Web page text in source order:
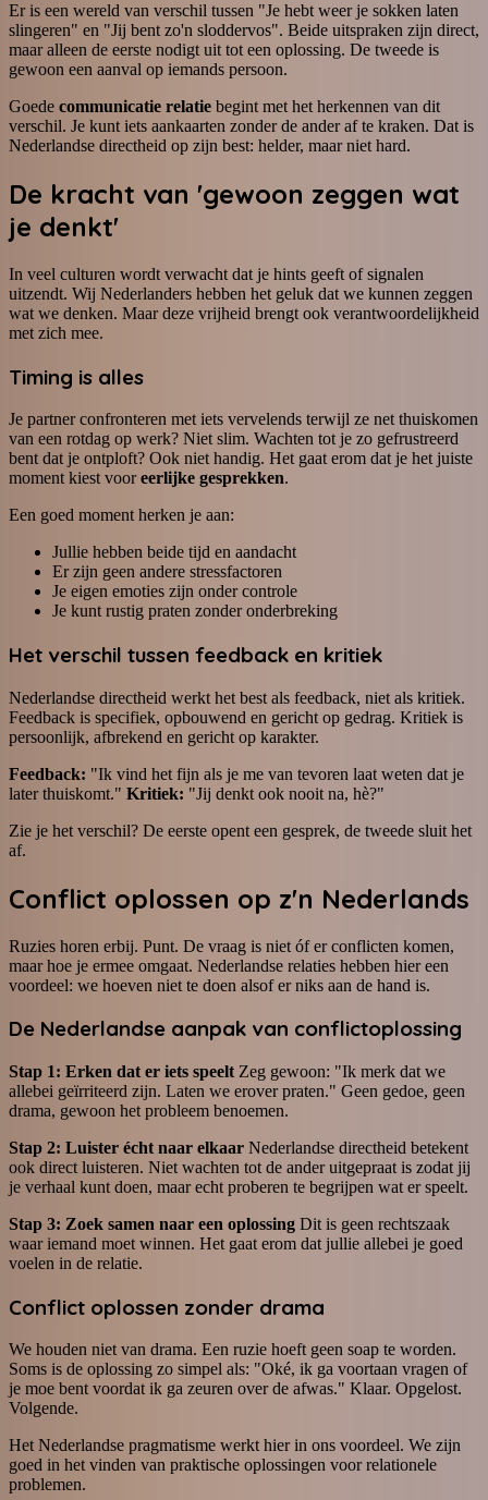
Er is een wereld van verschil tussen "Je hebt weer je sokken laten
slingeren" en "Jij bent zo'n sloddervos". Beide uitspraken zijn direct,
maar alleen de eerste nodigt uit tot een oplossing. De tweede is
gewoon een aanval op iemands persoon.
Goede communicatie relatie begint met het herkennen van dit
verschil. Je kunt iets aankaarten zonder de ander af te kraken. Dat is
Nederlandse directheid op zijn best: helder, maar niet hard.
De kracht van 'gewoon zeggen wat
je denkt'
In veel culturen wordt verwacht dat je hints geeft of signalen
uitzendt. Wij Nederlanders hebben het geluk dat we kunnen zeggen
wat we denken. Maar deze vrijheid brengt ook verantwoordelijkheid
met zich mee.
Timing is alles
Je partner confronteren met iets vervelends terwijl ze net thuiskomen
van een rotdag op werk? Niet slim. Wachten tot je zo gefrustreerd
bent dat je ontploft? Ook niet handig. Het gaat erom dat je het juiste
moment kiest vooreerlijke gesprekken.
Een goed moment herken je aan:
Jullie hebben beide tijd en aandacht
Er zijn geen andere stressfactoren
Je eigen emoties zijn onder controle
Je kunt rustig praten zonder onderbreking
Het verschil tussen feedback en kritiek
Nederlandse directheid werkt het best als feedback, niet als kritiek.
Feedback is specifiek, opbouwend en gericht op gedrag. Kritiek is
persoonlijk, afbrekend en gericht op karakter.
Feedback: "Ik vind het fijn als je me van tevoren laat weten dat je
later thuiskomt." Kritiek: "Jij denkt ook nooit na, hè?"
Zie je het verschil? De eerste opent een gesprek, de tweede sluit het
af.
Conflict oplossen op z'n Nederlands
Ruzies horen erbij. Punt. De vraag is niet óf er conflicten komen,
maar hoe je ermee omgaat. Nederlandse relaties hebben hier een
voordeel: we hoeven niet te doen alsof er niks aan de hand is.
De Nederlandse aanpak van conflictoplossing
Stap 1: Erken dat er iets speelt Zeg gewoon: "Ik merk dat we
allebei geïrriteerd zijn. Laten we erover praten." Geen gedoe, geen
drama, gewoon het probleem benoemen.
Stap 2: Luister écht naar elkaar Nederlandse directheid betekent
ook direct luisteren. Niet wachten tot de ander uitgepraat is zodat jij
je verhaal kunt doen, maar echt proberen te begrijpen wat er speelt.
Stap 3: Zoek samen naar een oplossing Dit is geen rechtszaak
waar iemand moet winnen. Het gaat erom dat jullie allebei je goed
voelen in de relatie.
Conflict oplossen zonder drama
We houden niet van drama. Een ruzie hoeft geen soap te worden.
Soms is de oplossing zo simpel als: "Oké, ik ga voortaan vragen of
je moe bent voordat ik ga zeuren over de afwas." Klaar. Opgelost.
Volgende.
Het Nederlandse pragmatisme werkt hier in ons voordeel. We zijn
goed in het vinden van praktische oplossingen voor relationele
problemen.